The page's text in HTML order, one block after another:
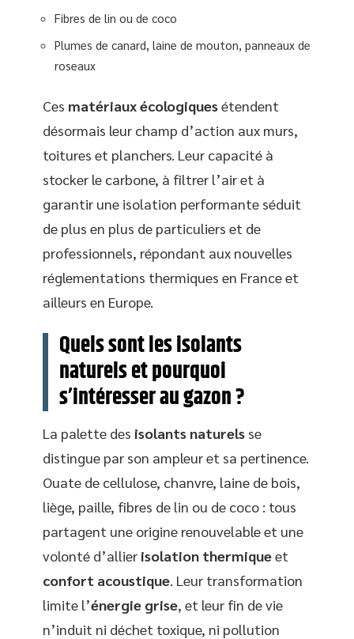
Fibres de lin ou de coco
Plumes de canard, laine de mouton, panneaux de
roseaux
Ces matériaux écologiquesétendent
désormais leur champ d’action aux murs,
toitures et planchers. Leur capacité à
stocker le carbone, à filtrer l’air et à
garantir une isolation performante séduit
de plus en plus de particuliers et de
professionnels, répondant aux nouvelles
réglementations thermiques en France et
ailleurs en Europe.
Quels sont les isolants
naturels et pourquoi
s’intéresser au gazon ?
La palette des isolants naturels se
distingue par son ampleur et sa pertinence.
Ouate de cellulose, chanvre, laine de bois,
liège, paille, fibres de lin ou de coco : tous
partagent une origine renouvelable et une
volonté d’allier isolation thermiqueet
confort acoustique. Leur transformation
limite l’énergie grise, et leur fin de vie
n’induit ni déchet toxique, ni pollution